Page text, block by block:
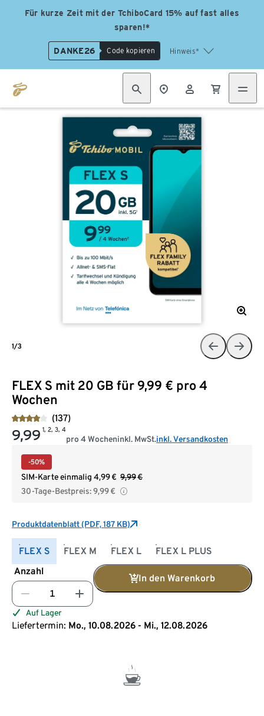
Für kurze Zeit mit der TchiboCard 15% auf fast alles
sparen!*
DANKE26 Code kopieren Hinweis*
FLEX S mit 20 GB für 9,99 € pro 4
Wochen
(137)
9,99 1, 2, 3, 4
pro 4 Wocheninkl. MwSt.inkl. Versandkosten
-50%
SIM-Karte einmalig 4,99€ 9,99€
30-Tage-Bestpreis:9,99€
Produktdatenblatt (PDF, 187 KB)
FLEX S FLEX M FLEX L
FLEX L PLUS
Anzahl
In den Warenkorb
Auf Lager
Liefertermin: Mo., 10.08.2026 - Mi., 12.08.2026
1/3